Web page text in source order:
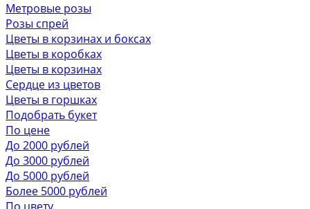
Метровые розы
Розы спрей
Цветы в корзинах и боксах
Цветы в коробках
Цветы в корзинах
Сердце из цветов
Цветы в горшках
Подобрать букет
По цене
До 2000 рублей
До 3000 рублей
До 5000 рублей
Более 5000 рублей